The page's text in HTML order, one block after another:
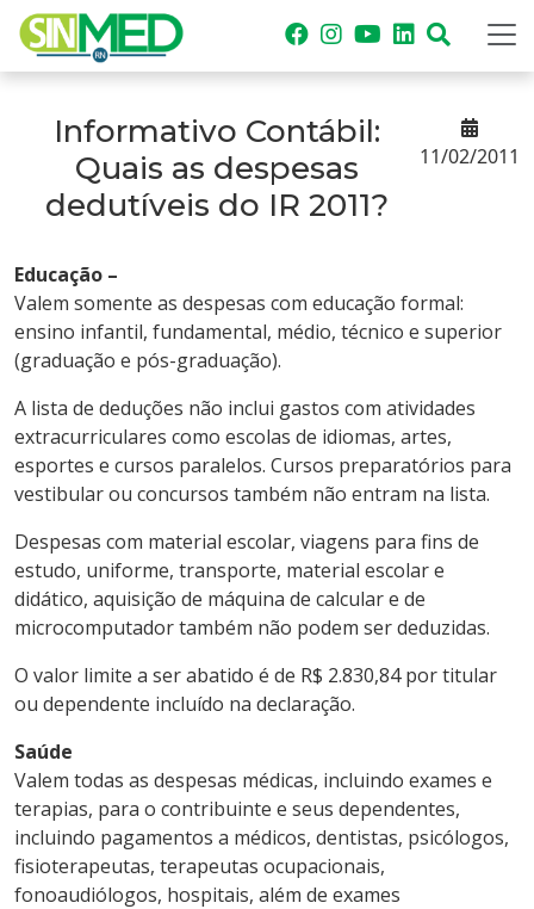
Informativo Contábil:
Quais as despesas
dedutíveis do IR 2011?
11/02/2011
Educação –
Valem somente as despesas com educação formal:
ensino infantil, fundamental, médio, técnico e superior
(graduação e pós-graduação).
A lista de deduções não inclui gastos com atividades
extracurriculares como escolas de idiomas, artes,
esportes e cursos paralelos. Cursos preparatórios para
vestibular ou concursos também não entram na lista.
Despesas com material escolar, viagens para fins de
estudo, uniforme, transporte, material escolar e
didático, aquisição de máquina de calcular e de
microcomputador também não podem ser deduzidas.
O valor limite a ser abatido é de R$ 2.830,84 por titular
ou dependente incluído na declaração.
Saúde
Valem todas as despesas médicas, incluindo exames e
terapias, para o contribuinte e seus dependentes,
incluindo pagamentos a médicos, dentistas, psicólogos,
fisioterapeutas, terapeutas ocupacionais,
fonoaudiólogos, hospitais, além de exames